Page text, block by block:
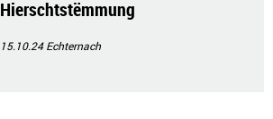
Hierschtstëmmung
15.10.24Echternach